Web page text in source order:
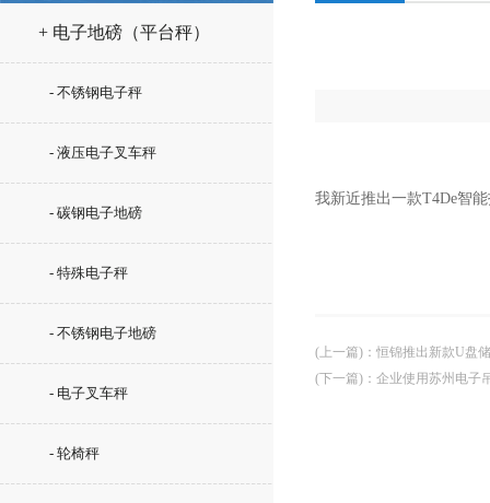
+ 电子地磅（平台秤）
- 不锈钢电子秤
- 液压电子叉车秤
- 碳钢电子地磅
- 特殊电子秤
- 不锈钢电子地磅
- 电子叉车秤
- 轮椅秤
我新近推出一款T4De智
(上一篇) ： 恒锦推出新款U盘
(下一篇) ： 企业使用苏州电子